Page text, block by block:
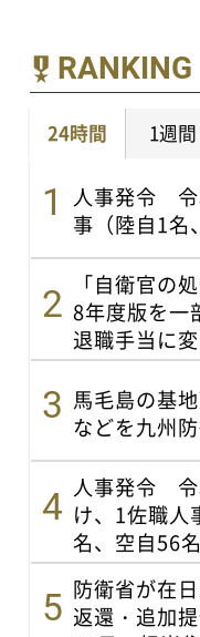
RANKING
24時間 1週間
人事発令 令
事（陸自1名
「自衛官の
8年度版を
退職手当に
馬毛島の基
などを九州
人事発令 令
け、1佐職人
名、空自56名
防衛省が在
返還・追加